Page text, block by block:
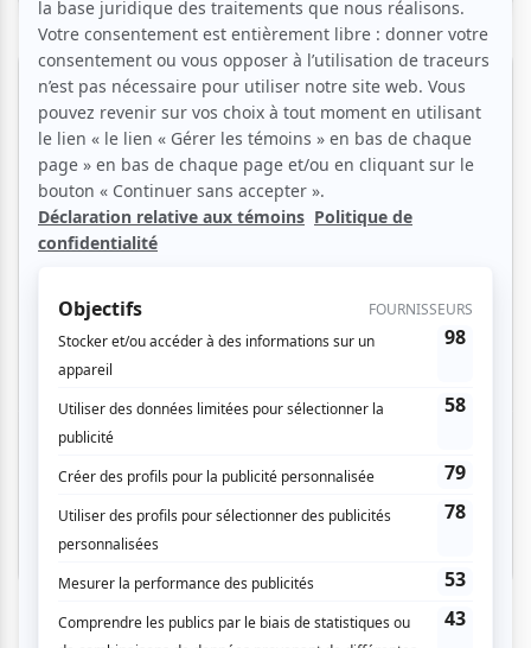
4 juin 2027
Place des Arts | Salle Wilfrid-Pelletier
Montréal
Billets à partir de
99.00 $
Billets à partir de
Place des Arts | Salle Wilfrid-Pelletier
Billets à partir de
6 juin 2027
Plus de dates